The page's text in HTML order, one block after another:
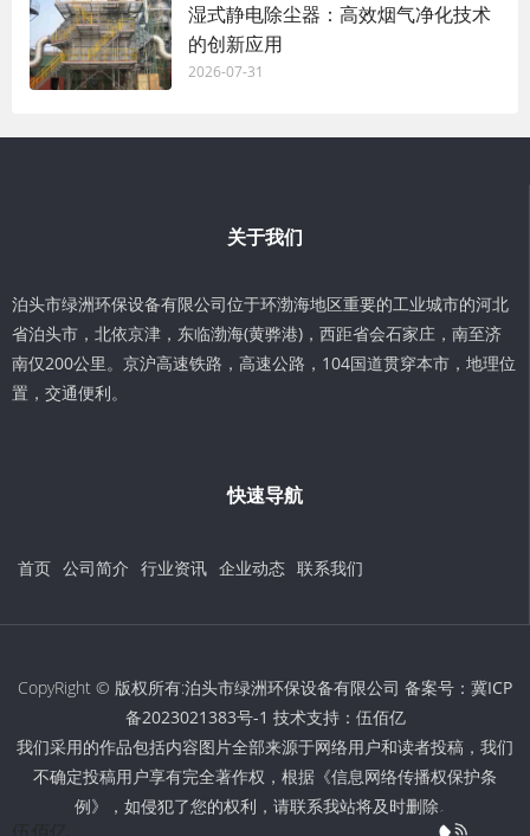
湿式静电除尘器：高效烟气净化技术
的创新应用
2026-07-31
关于我们
泊头市绿洲环保设备有限公司位于环渤海地区重要的工业城市的河北
省泊头市，北依京津，东临渤海(黄骅港)，西距省会石家庄，南至济
南仅200公里。京沪高速铁路，高速公路，104国道贯穿本市，地理位
置，交通便利。
快速导航
首页 公司简介 行业资讯 企业动态 联系我们
CopyRight © 版权所有:泊头市绿洲环保设备有限公司 备案号： 冀ICP
备2023021383号-1 技术支持： 伍佰亿
我们采用的作品包括内容图片全部来源于网络用户和读者投稿，我们
不确定投稿用户享有完全著作权，根据《信息网络传播权保护条
例》，如侵犯了您的权利，请联系我站将及时删除。